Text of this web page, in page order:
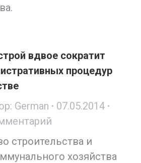
вдвое сократит
процедур
German
07.05.2014
строительства и
хозяйства